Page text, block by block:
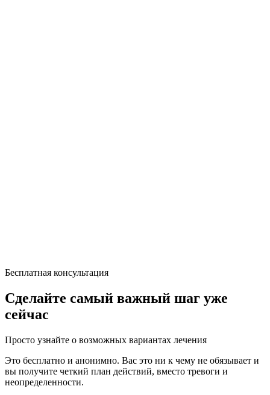
Бесплатная консультация
Сделайте самый важный шаг уже
сейчас
Просто узнайте о возможных вариантах лечения
Это бесплатно и анонимно. Вас это ни к чему не обязывает и
вы получите четкий план действий, вместо тревоги и
неопределенности.